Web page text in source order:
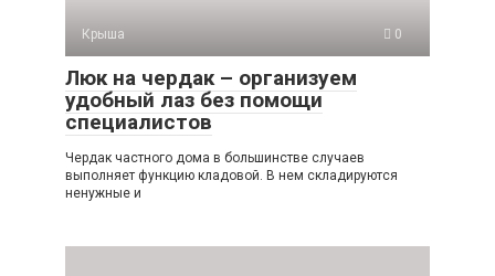
Крыша 0
Люк на чердак – организуем
удобный лаз без помощи
специалистов
Чердак частного дома в большинстве случаев
выполняет функцию кладовой. В нем складируются
ненужные и